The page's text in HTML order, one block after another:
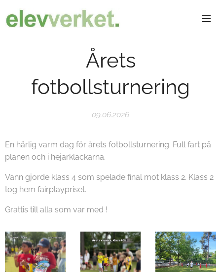
Årets
fotbollsturnering
09.06.2026
En härlig varm dag för årets fotbollsturnering. Full fart på
planen och i hejarklackarna.
Vann gjorde klass 4 som spelade final mot klass 2. Klass 2
tog hem fairplaypriset.
Grattis till alla som var med !